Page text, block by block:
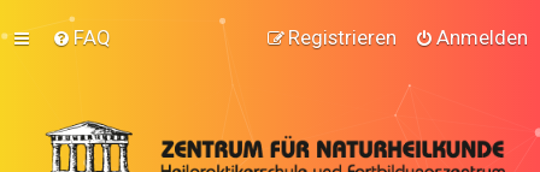
FAQ Anmelden
Registrieren